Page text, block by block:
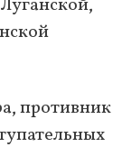
противник